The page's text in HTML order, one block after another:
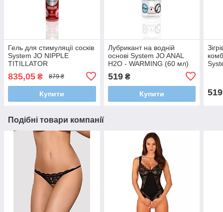
Гель для стимуляції сосків
System JO NIPPLE
TITILLATOR
835,05 ₴ 879 ₴
Купити
Лубрикант на водній
основі System JO ANAL
H2O - WARMING (60 мл)
519₴
Купити 519
Подібні товари компанії